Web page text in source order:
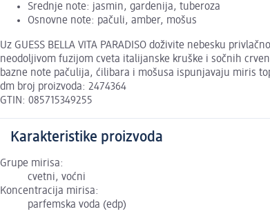
Srednje note: jasmin, gardenija, tuberoza
Osnovne note: pačuli, amber, mošus
Uz GUESS BELLA VITA PARADISO doživite nebesku
neodoljivom fuzijom cveta italijanske kruške i sočnih
bazne note pačulija, ćilibara i mošusa ispunjavaju miris
dm broj proizvoda: 2474364
GTIN: 085715349255
Karakteristike proizvoda
Grupe mirisa:
cvetni, voćni
Koncentracija mirisa:
parfemska voda (edp)